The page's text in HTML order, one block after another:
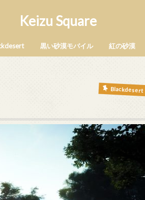
Keizu Square
黒い砂漠モバイル 紅の砂漠
Blackdesert